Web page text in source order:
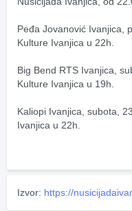
Peđa Jovanović Ivanjica,
Kulture Ivanjica u 22h.
Big Bend RTS Ivanjica,
Kulture Ivanjica u 19h.
Kaliopi Ivanjica, subota,
Ivanjica u 22h.
Izvor: https://